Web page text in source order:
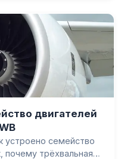
самый длинный рейс в
из самолётов,
лайнеров.
двигателей
устроено семейство
почему трёхвальная